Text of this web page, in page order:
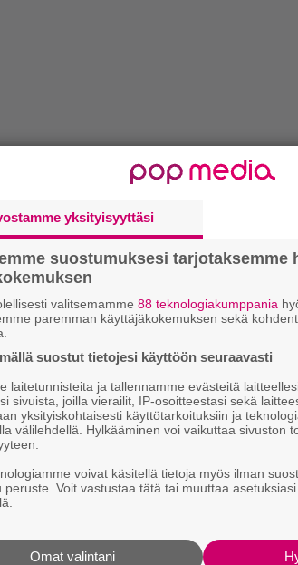
joka yhdistää tyylin,
yksityisyyttäsi
suostumuksesi tarjotaksemme
valitsemamme 88 teknologiakumppania
paremman käyttäjäkokemuksen sekä
suostut tietojesi käyttöön seuraavasti
laitetunnisteita ja tallennamme evästeitä
sivuista, joilla vierailit, IP-osoitteestasi sekä
yksityiskohtaisesti käyttötarkoituksiin ja
välilehdellä. Hylkääminen voi vaikuttaa sivuston
voivat käsitellä tietoja myös ilman
peruste. Voit vastustaa tätä tai muuttaa
Omat valintani